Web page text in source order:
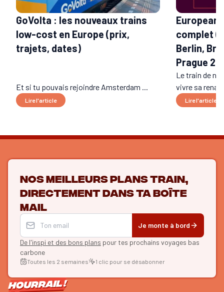
GoVolta : les nouveaux trains
low-cost en Europe (prix,
trajets, dates)
Et si tu pouvais rejoindre Amsterdam ...
Lire l'article
European
complet
Berlin,
Prague
Le train de
vivre sa
Lire l'article
Nos meilleurs plans train,
directement dans ta boîte
mail
Je monte à bord
De l'inspi et des bons plans pour tes prochains voyages bas
carbone
Toutes les 2 semaines 1 clic pour se désabonner